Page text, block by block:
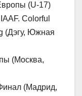
(U-17)
Colorful
(Дэгу, Южная
(Москва,
(Мадрид,